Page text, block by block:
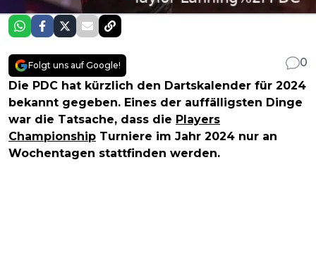
Folgt uns auf Google!
0
Die PDC hat kürzlich den Dartskalender für 2024
bekannt gegeben. Eines der auffälligsten Dinge
war die Tatsache, dass die Players
Championship Turniere im Jahr 2024 nur an
Wochentagen stattfinden werden.